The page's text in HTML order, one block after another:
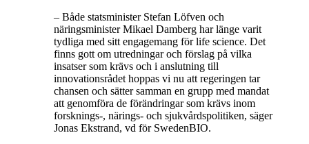
– Både statsminister Stefan Löfven och
näringsminister Mikael Damberg har länge varit
tydliga med sitt engagemang för life science. Det
finns gott om utredningar och förslag på vilka
insatser som krävs och i anslutning till
innovationsrådet hoppas vi nu att regeringen tar
chansen och sätter samman en grupp med mandat
att genomföra de förändringar som krävs inom
forsknings-, närings- och sjukvårdspolitiken, säger
Jonas Ekstrand, vd för SwedenBIO.